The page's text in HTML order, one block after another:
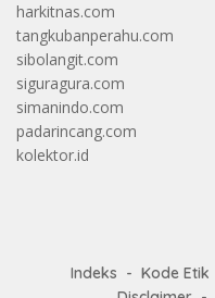
harkitnas.com
tangkubanperahu.com
sibolangit.com
siguragura.com
simanindo.com
padarincang.com
kolektor.id
Indeks Kode Etik